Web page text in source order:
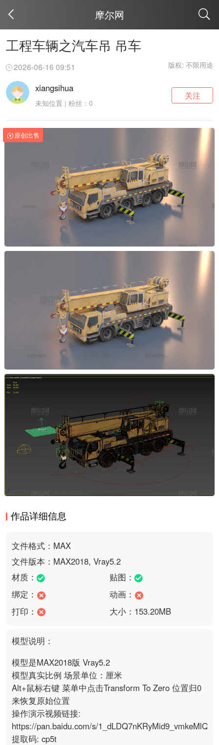
摩尔网
工程车辆之汽车吊 吊车
2026-06-16 09:51 版权: 不限用途
xiangsihua
未知位置 | 粉丝：0
关注
原创出售
作品详细信息
文件格式：MAX
文件版本：MAX2018, Vray5.2
材质：
贴图：
绑定：
动画：
打印：
大小：153.20MB
模型说明：
模型是MAX2018版 Vray5.2
模型真实比例 场景单位：厘米
Alt+鼠标右键 菜单中点击Transform To Zero 位置归0
来恢复原始位置
操作演示视频链接:
https://pan.baidu.com/s/1_dLDQ7nKRyMid9_vmkeMlQ
提取码: cp5t
取消